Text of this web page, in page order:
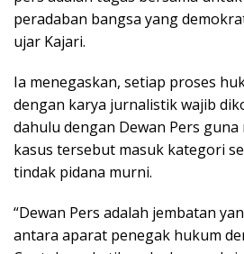
peradaban bangsa yang
ujar Kajari.
Ia menegaskan, setiap proses
dengan karya jurnalistik wajib
dahulu dengan Dewan Pers
kasus tersebut masuk kategori
tindak pidana murni.
“Dewan Pers adalah jembatan
antara aparat penegak hukum